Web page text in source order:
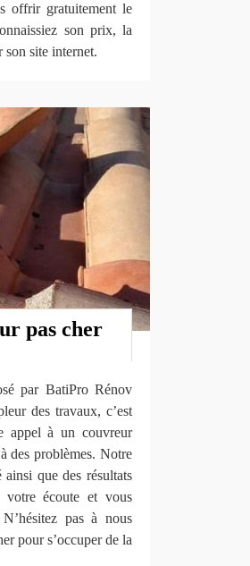
offrir gratuitement le
son prix, la
site internet.
pas cher
par BatiPro Rénov
des travaux, c’est
appel à un couvreur
des problèmes. Notre
que des résultats
écoute et vous
pas à nous
pour s’occuper de la